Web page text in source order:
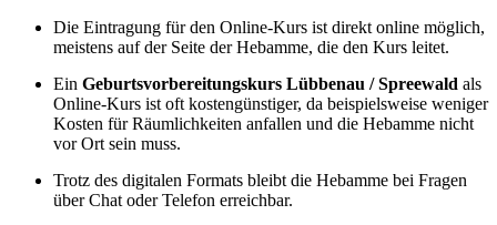
Die Eintragung für den Online-Kurs ist direkt online möglich,
meistens auf der Seite der Hebamme, die den Kurs leitet.
Ein Geburtsvorbereitungskurs Lübbenau / Spreewald als
Online-Kurs ist oft kostengünstiger, da beispielsweise weniger
Kosten für Räumlichkeiten anfallen und die Hebamme nicht
vor Ort sein muss.
Trotz des digitalen Formats bleibt die Hebamme bei Fragen
über Chat oder Telefon erreichbar.